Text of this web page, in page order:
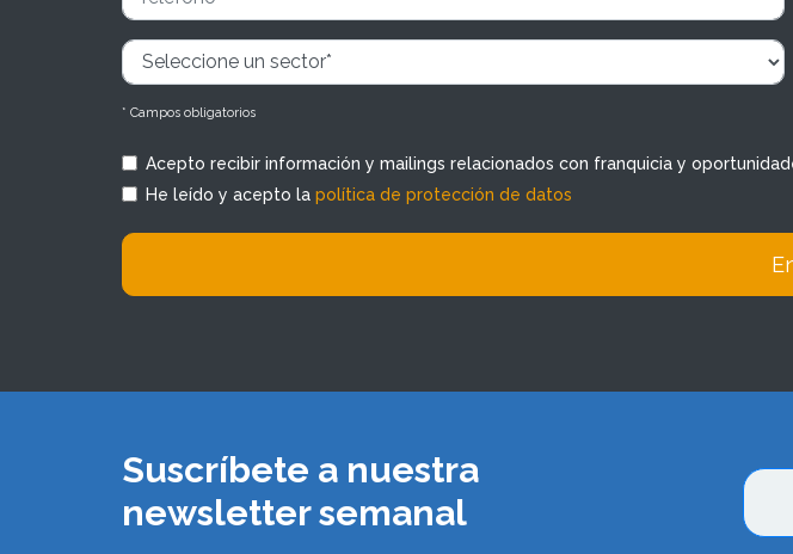
* Campos obligatorios
Acepto recibir información y mailings relacionados con franquicia y
He leído y acepto la política de protección de datos
Suscríbete a nuestra
newsletter semanal